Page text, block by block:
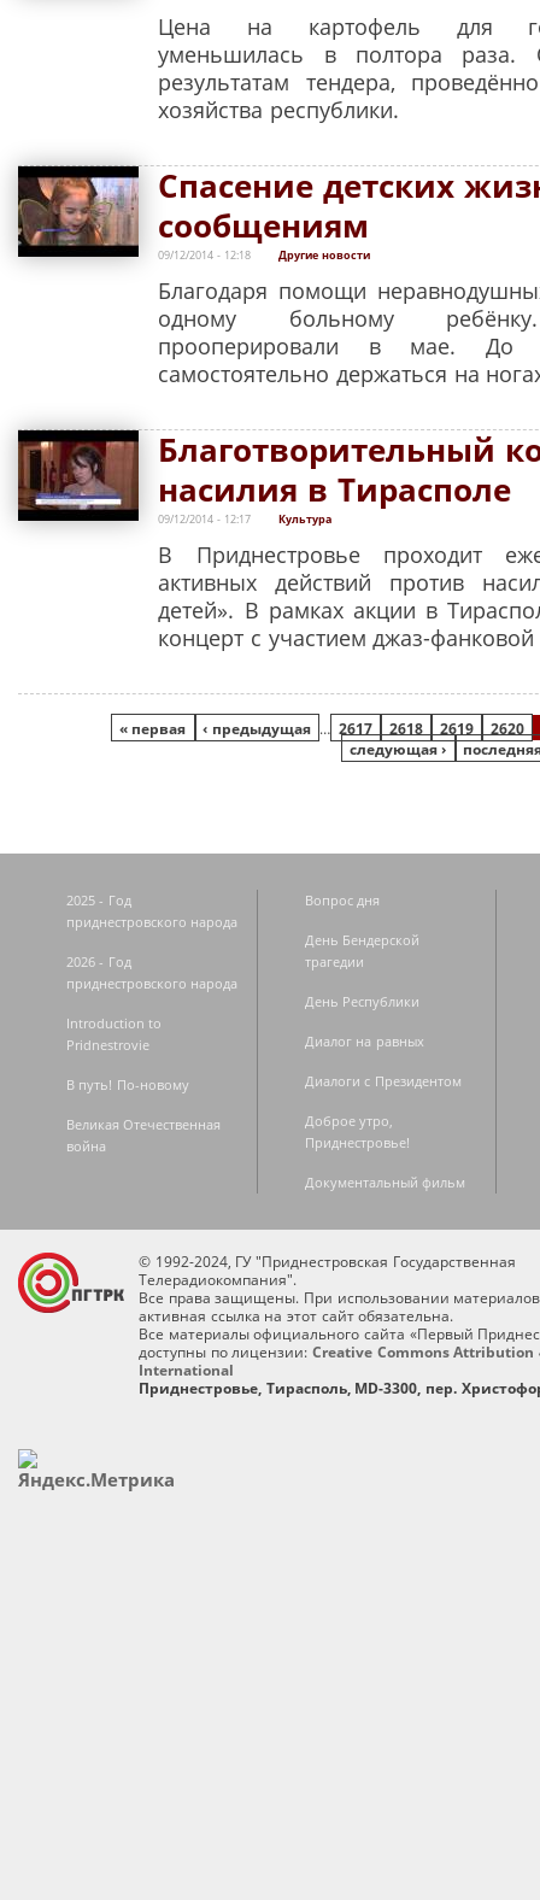
Цена на картофель для
уменьшилась в полтора
результатам тендера,
хозяйства республики.
Спасение детских
сообщениям
09/12/2014 - 12:18 Другие новости
Благодаря помощи
одному больному
прооперировали в мае. До
самостоятельно держаться на
Благотворительный
насилия в Тирасполе
09/12/2014 - 12:17 Культура
В Приднестровье проходит
активных действий против
детей». В рамках акции в
концерт с участием джаз-
Страницы
« первая ‹ предыдущая … 2617 2618 2619
2620
следующая ›
2025 - Год
приднестровского народа
2026 - Год
приднестровского народа
Introduction to
Pridnestrovie
В путь! По-новому
Великая Отечественная
война
Вопрос дня
День Бендерской
трагедии
День Республики
Диалог на равных
Диалоги с Президентом
Доброе утро,
Приднестровье!
Документальный фильм
© 1992-2024, ГУ "Приднестровская Государственная
Телерадиокомпания".
Все права защищены. При использовании
активная ссылка на этот сайт обязательна.
Все материалы официального сайта «Первый
доступны по лицензии: Creative Commons Attribution
International
Приднестровье, Тирасполь, MD-3300, пер.